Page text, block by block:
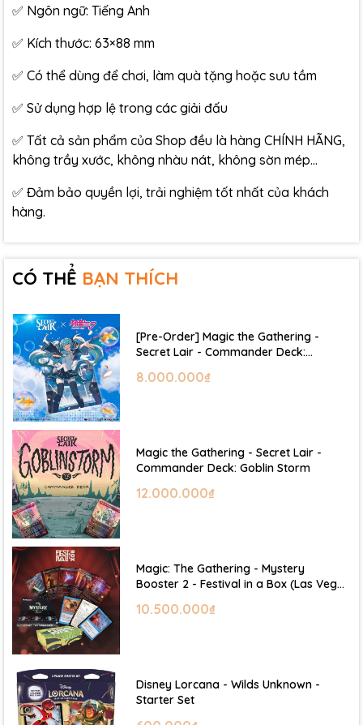
✅ Ngôn ngữ: Tiếng Anh
✅ Kích thước: 63×88 mm
✅ Có thể dùng để chơi, làm quà tặng hoặc sưu tầm
✅ Sử dụng hợp lệ trong các giải đấu
✅ Tất cả sản phẩm của Shop đều là hàng CHÍNH HÃNG,
không trầy xước, không nhàu nát, không sờn mép…
✅ Đảm bảo quyền lợi, trải nghiệm tốt nhất của khách
hàng.
CÓ THỂ BẠN THÍCH
[Pre-Order] Magic the Gathering -
Secret Lair - Commander Deck:
8.000.000₫
Magic the Gathering - Secret Lair -
Commander Deck: Goblin Storm
12.000.000₫
Magic: The Gathering - Mystery
Booster 2 - Festival in a Box (Las Vegas
10.500.000₫
Disney Lorcana - Wilds Unknown -
Starter Set